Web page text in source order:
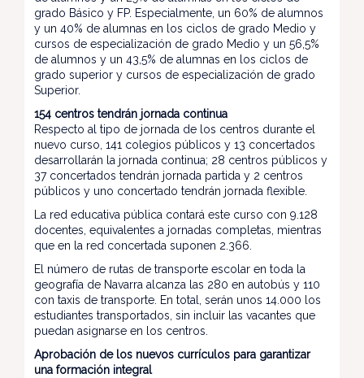
grado Básico y FP. Especialmente, un 60% de alumnos
y un 40% de alumnas en los ciclos de grado Medio y
cursos de especialización de grado Medio y un 56,5%
de alumnos y un 43,5% de alumnas en los ciclos de
grado superior y cursos de especialización de grado
Superior.
154 centros tendrán jornada continua
Respecto al tipo de jornada de los centros durante el
nuevo curso, 141 colegios públicos y 13 concertados
desarrollarán la jornada continua; 28 centros públicos y
37 concertados tendrán jornada partida y 2 centros
públicos y uno concertado tendrán jornada flexible.
La red educativa pública contará este curso con 9.128
docentes, equivalentes a jornadas completas, mientras
que en la red concertada suponen 2.366.
El número de rutas de transporte escolar en toda la
geografía de Navarra alcanza las 280 en autobús y 110
con taxis de transporte. En total, serán unos 14.000 los
estudiantes transportados, sin incluir las vacantes que
puedan asignarse en los centros.
Aprobación de los nuevos currículos para garantizar
una formación integral